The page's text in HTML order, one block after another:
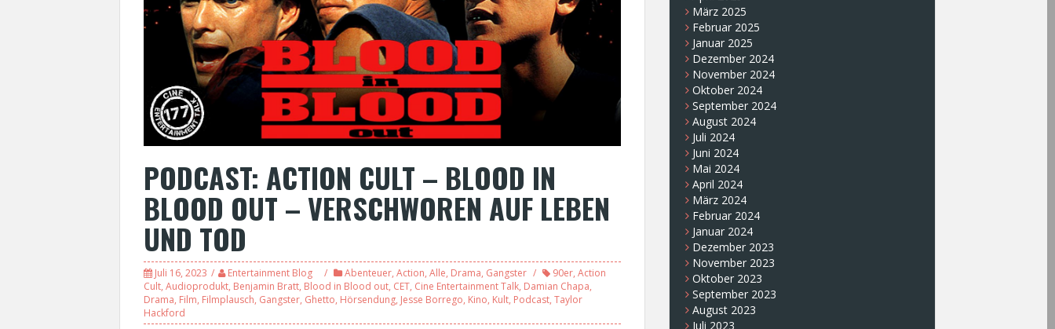
PODCAST: ACTION CULT – BLOOD IN
BLOOD OUT – VERSCHWOREN AUF LEBEN
UND TOD
Juli 16, 2023 Entertainment Blog Abenteuer, Action, Alle, Drama, Gangster 90er, Action
Cult, Audioprodukt, Benjamin Bratt, Blood in Blood out, CET, Cine Entertainment Talk, Damian Chapa,
Drama, Film, Filmplausch, Gangster, Ghetto, Hörsendung, Jesse Borrego, Kino, Kult, Podcast, Taylor
Hackford
März 2025
Februar 2025
Januar 2025
Dezember 2024
November 2024
Oktober 2024
September 2024
August 2024
Juli 2024
Juni 2024
Mai 2024
April 2024
März 2024
Februar 2024
Januar 2024
Dezember 2023
November 2023
Oktober 2023
September 2023
August 2023
Juli 2023